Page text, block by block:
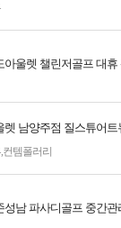
아울렛 챌린저골프 대
렛 남양주점 질스튜어
,컨템폴러리
성남 파사디골프 중간관